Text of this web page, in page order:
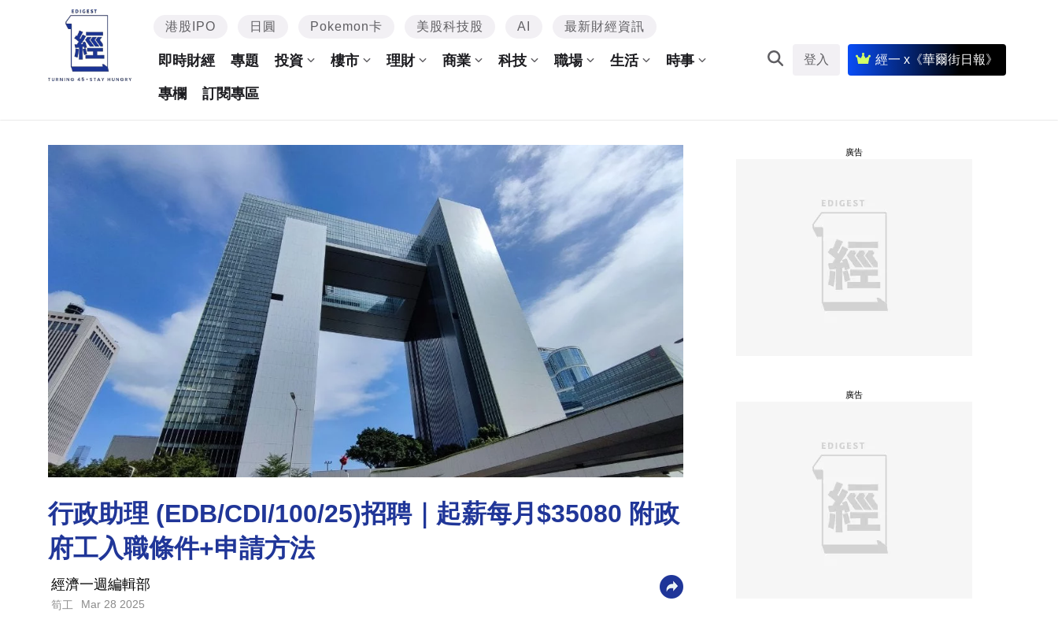
港股IPO 日圓 Pokemon卡 美股科技股 AI 最新財經資訊
即時財經 專題 投資 樓市 理財 商業 科技 職場 生活 時事
專欄 訂閱專區
登入 經一 x《華爾街日報》
行政助理 (EDB/CDI/100/25)招聘｜起薪每月$35080 附政
府工入職條件+申請方法
經濟一週編輯部
筍工 Mar 28 2025
廣告
廣告